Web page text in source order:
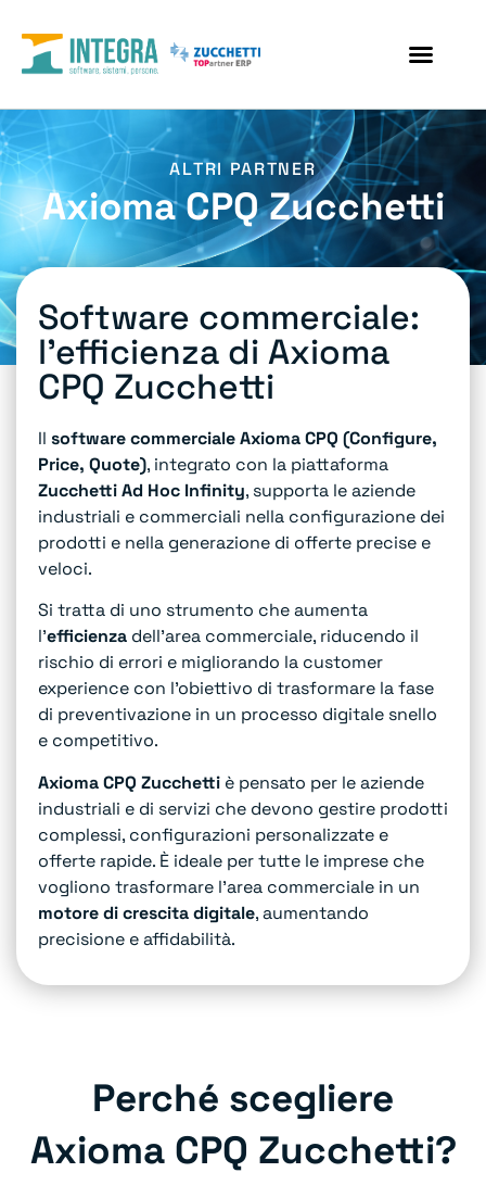
ALTRI PARTNER
Axioma CPQ Zucchetti
Software commerciale:
l’efficienza di Axioma
CPQ Zucchetti
Il software commerciale Axioma CPQ (Configure,
Price, Quote), integrato con la piattaforma
Zucchetti Ad Hoc Infinity, supporta le aziende
industriali e commerciali nella configurazione dei
prodotti e nella generazione di offerte precise e
veloci.
Si tratta di uno strumento che aumenta
l’efficienza dell’area commerciale, riducendo il
rischio di errori e migliorando la customer
experience con l’obiettivo di trasformare la fase
di preventivazione in un processo digitale snello
e competitivo.
Axioma CPQ Zucchetti è pensato per le aziende
industriali e di servizi che devono gestire prodotti
complessi, configurazioni personalizzate e
offerte rapide. È ideale per tutte le imprese che
vogliono trasformare l’area commerciale in un
motore di crescita digitale, aumentando
precisione e affidabilità.
Perché scegliere
Axioma CPQ Zucchetti?